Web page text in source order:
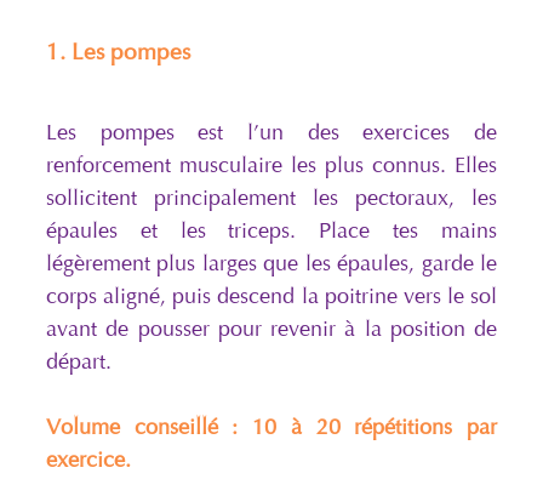
1. Les pompes
Les pompes est l’un des exercices de
renforcement musculaire les plus connus. Elles
sollicitent principalement les pectoraux, les
épaules et les triceps. Place tes mains
légèrement plus larges que les épaules, garde le
corps aligné, puis descend la poitrine vers le sol
avant de pousser pour revenir à la position de
départ.
Volume conseillé : 10 à 20 répétitions par
exercice.